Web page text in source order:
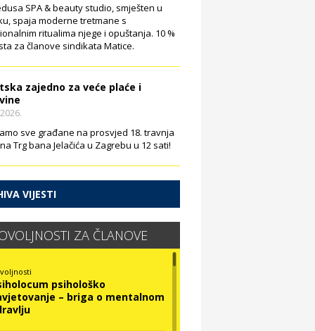
SPA & beauty studio, smješten u
spaja moderne tretmane s
ritualima njege i opuštanja. 10 %
za članove sindikata Matice.
zajedno za veće plaće i
sve građane na prosvjed 18. travnja
Trg bana Jelačića u Zagrebu u 12 sati!
VIJESTI
ZA ČLANOVE
psihološko
– briga o mentalnom